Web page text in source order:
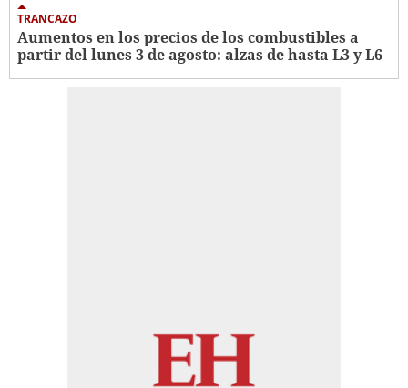
TRANCAZO
Aumentos en los precios de los combustibles a
partir del lunes 3 de agosto: alzas de hasta L3 y L6 ​​​​​​